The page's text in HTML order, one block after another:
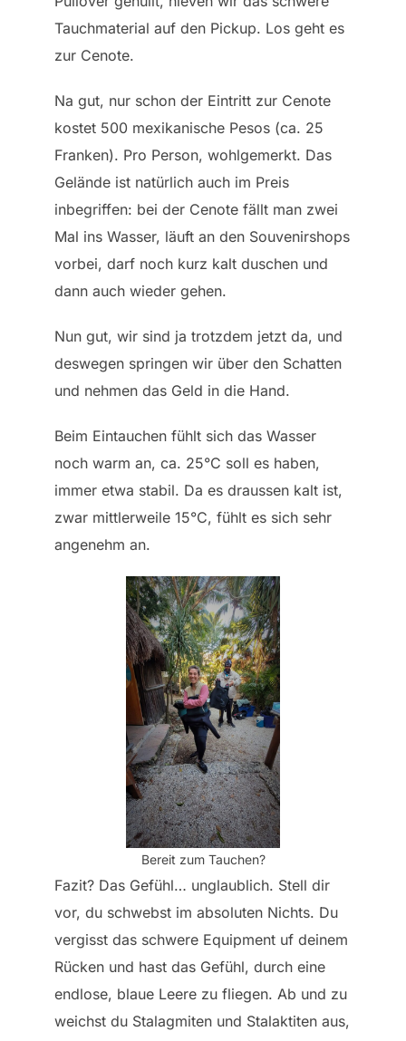
Tauchmaterial auf den Pickup. Los geht es
zur Cenote.
Na gut, nur schon der Eintritt zur Cenote
kostet 500 mexikanische Pesos (ca. 25
Franken). Pro Person, wohlgemerkt. Das
Gelände ist natürlich auch im Preis
inbegriffen: bei der Cenote fällt man zwei
Mal ins Wasser, läuft an den Souvenirshops
vorbei, darf noch kurz kalt duschen und
dann auch wieder gehen.
Nun gut, wir sind ja trotzdem jetzt da, und
deswegen springen wir über den Schatten
und nehmen das Geld in die Hand.
Beim Eintauchen fühlt sich das Wasser
noch warm an, ca. 25°C soll es haben,
immer etwa stabil. Da es draussen kalt ist,
zwar mittlerweile 15°C, fühlt es sich sehr
angenehm an.
Bereit zum Tauchen?
Fazit? Das Gefühl… unglaublich. Stell dir
vor, du schwebst im absoluten Nichts. Du
vergisst das schwere Equipment uf deinem
Rücken und hast das Gefühl, durch eine
endlose, blaue Leere zu fliegen. Ab und zu
weichst du Stalagmiten und Stalaktiten aus,